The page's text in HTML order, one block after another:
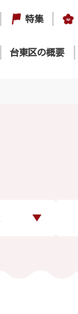
特集
台東区の概要